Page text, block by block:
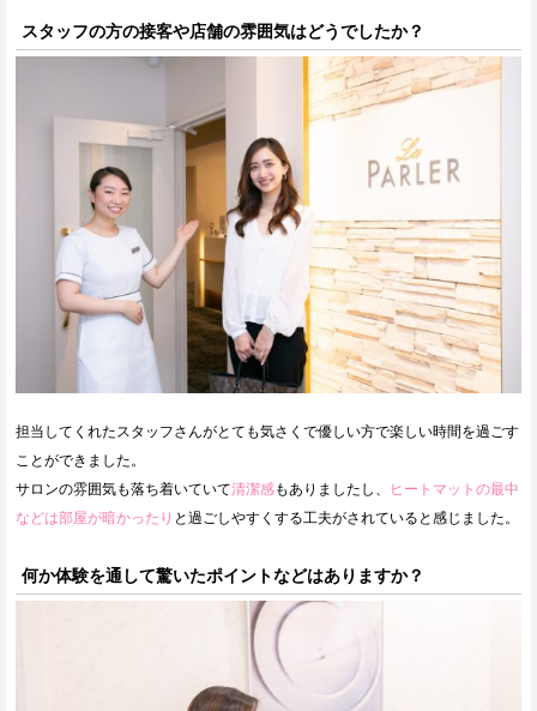
スタッフの方の接客や店舗の雰囲気はどうでしたか？
担当してくれたスタッフさんがとても気さくで優しい方で楽しい時間を過ごす
ことができました。
サロンの雰囲気も落ち着いていて清潔感もありましたし、
ヒートマットの最中
などは部屋が暗かったり と過ごしやすくする工夫がされていると感じました。
何か体験を通して驚いたポイントなどはありますか？